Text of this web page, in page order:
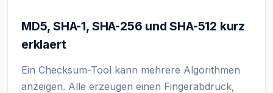
MD5, SHA-1, SHA-256 und SHA-512 kurz
erklaert
Ein Checksum-Tool kann mehrere Algorithmen
anzeigen. Alle erzeugen einen Fingerabdruck,